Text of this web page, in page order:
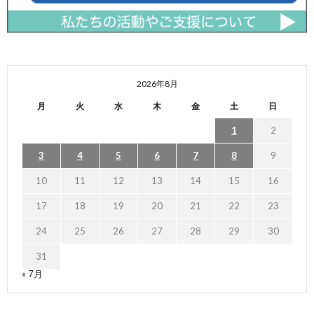
2026年8月
月 火 水 木 金 土 日
1 2
3 4 5 6 7 8 9
10 11 12 13 14 15 16
17 18 19 20 21 22 23
24 25 26 27 28 29 30
31
« 7月